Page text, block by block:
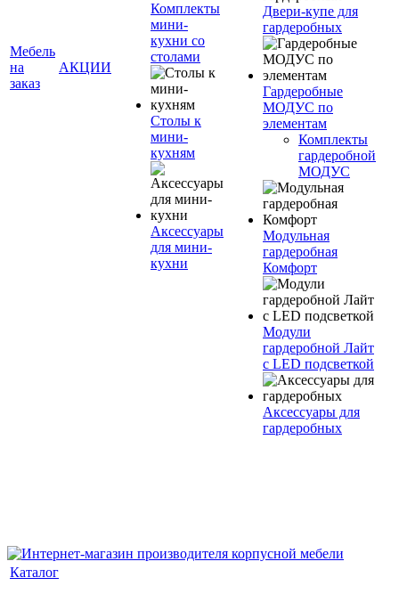
Мебель
на
заказ
АКЦИИ
Комплекты
мини-
кухни со
столами
Столы к
мини-
кухням
Аксессуары
для мини-
кухни
Двери-купе для
гардеробных
Гардеробные
МОДУС по
элементам
Комплекты
гардеробной
МОДУС
Модульная
гардеробная
Комфорт
Модули
гардеробной Лайт
с LED подсветкой
Аксессуары для
гардеробных
Каталог